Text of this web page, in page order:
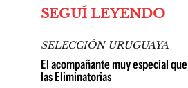
SEGUÍ LEYENDO
SELECCIÓN URUGUAYA
El acompañante muy especial
las Eliminatorias